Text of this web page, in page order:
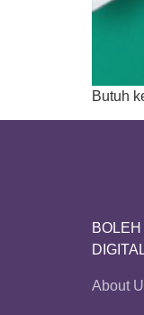
Butuh
About